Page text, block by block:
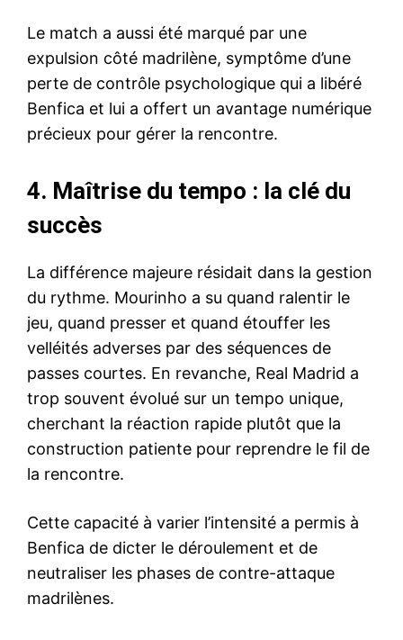
Le match a aussi été marqué par une
expulsion côté madrilène, symptôme d’une
perte de contrôle psychologique qui a libéré
Benfica et lui a offert un avantage numérique
précieux pour gérer la rencontre.
4. Maîtrise du tempo : la clé du
succès
La différence majeure résidait dans la gestion
du rythme. Mourinho a su quand ralentir le
jeu, quand presser et quand étouffer les
velléités adverses par des séquences de
passes courtes. En revanche, Real Madrid a
trop souvent évolué sur un tempo unique,
cherchant la réaction rapide plutôt que la
construction patiente pour reprendre le fil de
la rencontre.
Cette capacité à varier l’intensité a permis à
Benfica de dicter le déroulement et de
neutraliser les phases de contre-attaque
madrilènes.